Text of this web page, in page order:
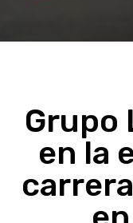
Grupo
en la